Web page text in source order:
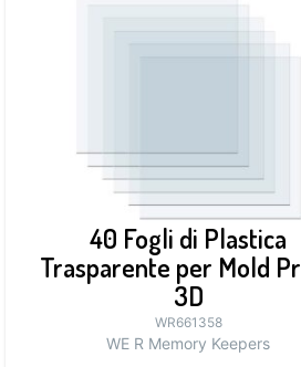
40 Fogli di Plastica
Trasparente per Mold
3D
WR661358
WE R Memory Keepers